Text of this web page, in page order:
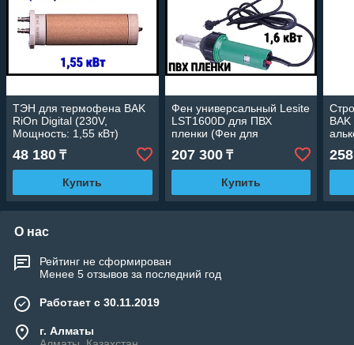
ТЭН для термофена BAK
RiOn Digital (230V,
Мощность: 1,55 кВт)
48 180 ₸
Купить
Фен универсальный Lesite
LST1600D для ПВХ
пленки (Фен для
Алькорплана, 1,6 кВт, с
кейсом, роликом и
насадкой)
207 300₸
Купить
О нас
Рейтинг не сформирован
Менее 5 отзывов за последний год
Работает с 30.11.2019
г. Алматы